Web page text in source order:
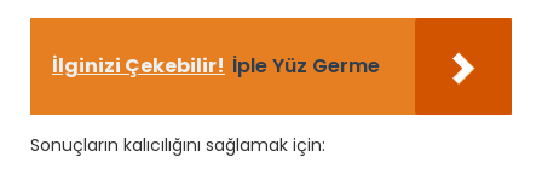
İlginizi Çekebilir! İple Yüz Germe
Sonuçların kalıcılığını sağlamak için: